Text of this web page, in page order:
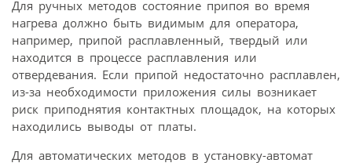
Для ручных методов состояние припоя во время
нагрева должно быть видимым для оператора,
например, припой расплавленный, твердый или
находится в процессе расплавления или
отвердевания. Если припой недостаточно расплавлен,
из-за необходимости приложения силы возникает
риск приподнятия контактных площадок, на которых
находились выводы от платы.
Для автоматических методов в установку-автомат